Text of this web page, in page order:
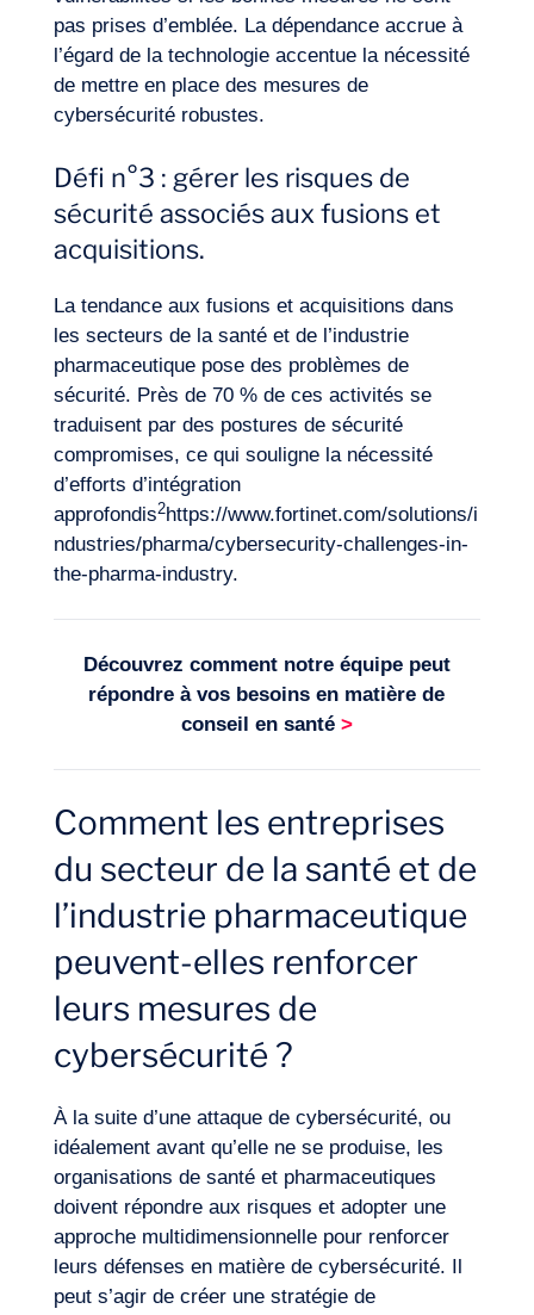
pas prises d’emblée. La dépendance accrue à
l’égard de la technologie accentue la nécessité
de mettre en place des mesures de
cybersécurité robustes.
Défi n°3 : gérer les risques de
sécurité associés aux fusions et
acquisitions.
La tendance aux fusions et acquisitions dans
les secteurs de la santé et de l’industrie
pharmaceutique pose des problèmes de
sécurité. Près de 70 % de ces activités se
traduisent par des postures de sécurité
compromises, ce qui souligne la nécessité
d’efforts d’intégration
approfondis2https://www.fortinet.com/solutions/i
ndustries/pharma/cybersecurity-challenges-in-
the-pharma-industry.
Découvrez comment notre équipe peut
répondre à vos besoins en matière de
conseil en santé >
Comment les entreprises
du secteur de la santé et de
l’industrie pharmaceutique
peuvent-elles renforcer
leurs mesures de
cybersécurité ?
À la suite d’une attaque de cybersécurité, ou
idéalement avant qu’elle ne se produise, les
organisations de santé et pharmaceutiques
doivent répondre aux risques et adopter une
approche multidimensionnelle pour renforcer
leurs défenses en matière de cybersécurité. Il
peut s’agir de créer une stratégie de